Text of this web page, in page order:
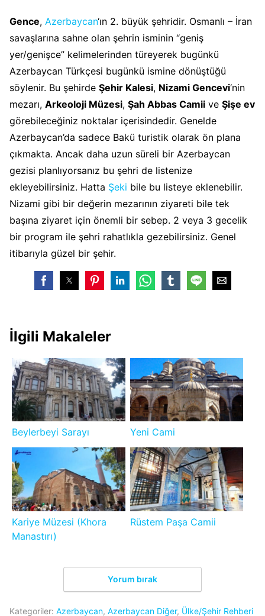
Gence, Azerbaycan‘ın 2. büyük şehridir. Osmanlı – İran
savaşlarına sahne olan şehrin isminin “geniş
yer/genişce” kelimelerinden türeyerek bugünkü
Azerbaycan Türkçesi bugünkü ismine dönüştüğü
söylenir. Bu şehirde Şehir Kalesi, Nizami Gencevi‘nin
mezarı, Arkeoloji Müzesi, Şah Abbas Camii ve Şişe ev
görebileceğiniz noktalar içerisindedir. Genelde
Azerbaycan’da sadece Bakü turistik olarak ön plana
çıkmakta. Ancak daha uzun süreli bir Azerbaycan
gezisi planlıyorsanız bu şehri de listenize
ekleyebilirsiniz. Hatta Şeki bile bu listeye eklenebilir.
Nizami gibi bir değerin mezarının ziyareti bile tek
başına ziyaret için önemli bir sebep. 2 veya 3 gecelik
bir program ile şehri rahatlıkla gezebilirsiniz. Genel
itibarıyla güzel bir şehir.
İlgili Makaleler
Beylerbeyi Sarayı Yeni Cami
Kariye Müzesi (Khora
Manastırı)
Rüstem Paşa Camii
Yorum bırak
Kategoriler: Azerbaycan, Azerbaycan Diğer, Ülke/Şehir Rehberi